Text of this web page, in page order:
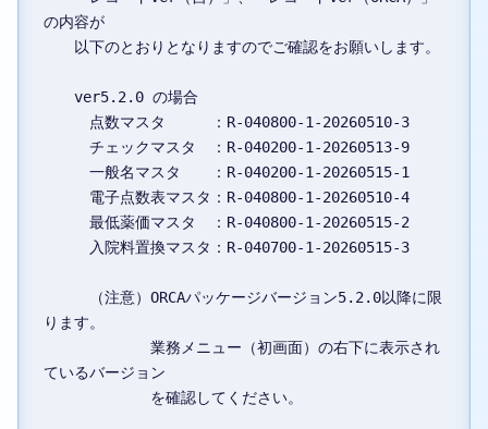
の内容が
以下のとおりとなりますのでご確認をお願いします。
ver5.2.0 の場合
点数マスタ　　　：R-040800-1-20260510-3
チェックマスタ　：R-040200-1-20260513-9
一般名マスタ　　：R-040200-1-20260515-1
電子点数表マスタ：R-040800-1-20260510-4
最低薬価マスタ　：R-040800-1-20260515-2
入院料置換マスタ：R-040700-1-20260515-3
（注意）ORCAパッケージバージョン5.2.0以降に限
ります。
業務メニュー（初画面）の右下に表示され
ているバージョン
を確認してください。